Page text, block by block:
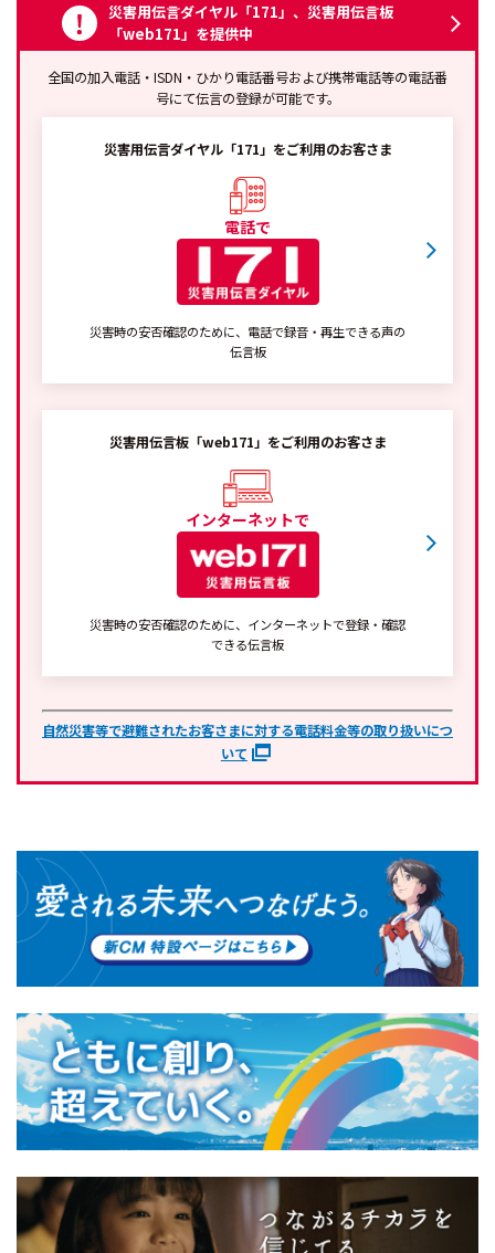
災害用伝言ダイヤル「171」、災害用伝言板
「web171」を提供中
全国の加入電話・ISDN・ひかり電話番号および携帯電話等の電話番
号にて伝言の登録が可能です。
災害用伝言ダイヤル「171」をご利用のお客さま
電話で
災害時の安否確認のために、電話で録音・再生できる声の
伝言板
災害用伝言板「web171」をご利用のお客さま
インターネットで
災害時の安否確認のために、インターネットで登録・確認
できる伝言板
自然災害等で避難されたお客さまに対する電話料金等の取り扱いにつ
いて